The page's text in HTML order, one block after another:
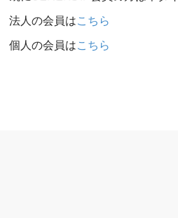
法人の会員はこちら
個人の会員はこちら